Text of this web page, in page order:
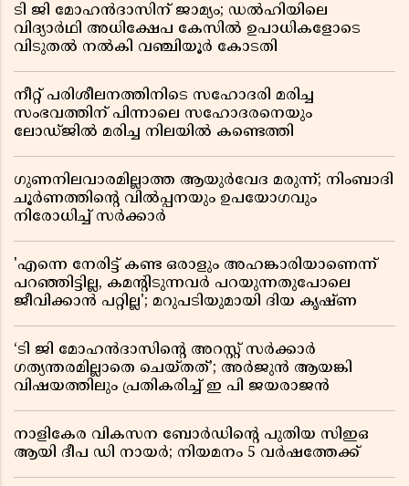
ടി ജി മോഹൻദാസിന് ജാമ്യം; ഡൽഹിയിലെ
വിദ്യാർഥി അധിക്ഷേപ കേസിൽ ഉപാധികളോടെ
വിടുതൽ നൽകി വഞ്ചിയൂർ കോടതി
നീറ്റ് പരിശീലനത്തിനിടെ സഹോദരി മരിച്ച
സംഭവത്തിന് പിന്നാലെ സഹോദരനെയും
ലോഡ്ജിൽ മരിച്ച നിലയിൽ കണ്ടെത്തി
ഗുണനിലവാരമില്ലാത്ത ആയുർവേദ മരുന്ന്; നിംബാദി
ചൂർണത്തിൻ്റെ വിൽപ്പനയും ഉപയോഗവും
നിരോധിച്ച് സർക്കാർ
'എന്നെ നേരിട്ട് കണ്ട ഒരാളും അഹങ്കാരിയാണെന്ന്
പറഞ്ഞിട്ടില്ല, കമൻ്റിടുന്നവർ പറയുന്നതുപോലെ
ജീവിക്കാൻ പറ്റില്ല'; മറുപടിയുമായി ദിയ കൃഷ്ണ
‘ടി ജി മോഹൻദാസിൻ്റെ അറസ്റ്റ് സർക്കാർ
ഗത്യന്തരമില്ലാതെ ചെയ്തത്’; അർജുൻ ആയങ്കി
വിഷയത്തിലും പ്രതികരിച്ച് ഇ പി ജയരാജൻ
നാളികേര വികസന ബോർഡിൻ്റെ പുതിയ സിഇഒ
ആയി ദീപ ഡി നായർ; നിയമനം 5 വർഷത്തേക്ക് ​​​​​​​